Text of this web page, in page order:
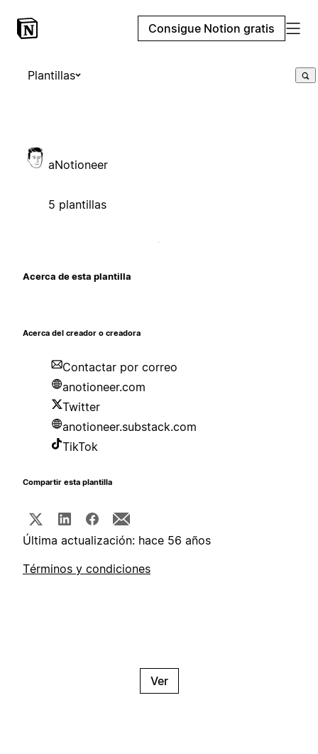
Consigue Notion gratis
Plantillas
aNotioneer
5 plantillas
Acerca de esta plantilla
Acerca del creador o creadora
Contactar por correo
anotioneer.com
Twitter
anotioneer.substack.com
TikTok
Compartir esta plantilla
Última actualización: hace 56 años
Términos y condiciones
Ver